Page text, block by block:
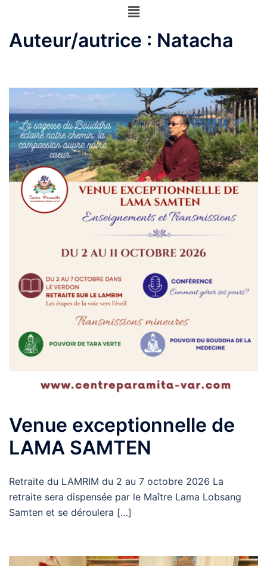
Auteur/autrice : Natacha
Venue exceptionnelle de
LAMA SAMTEN
Retraite du LAMRIM du 2 au 7 octobre 2026 La
retraite sera dispensée par le Maître Lama Lobsang
Samten et se déroulera […]